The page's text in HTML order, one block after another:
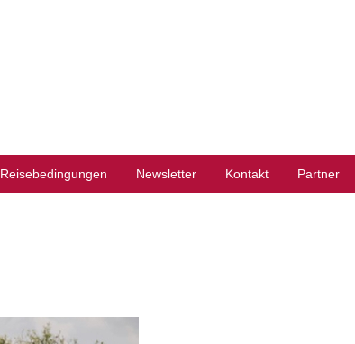
Reisebedingungen Newsletter Kontakt Partner